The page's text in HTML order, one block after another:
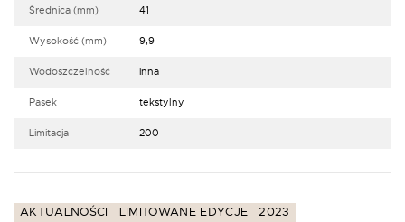
Średnica (mm) 41
Wysokość (mm) 9,9
Wodoszczelność inna
Pasek tekstylny
Limitacja 200
AKTUALNOŚCI LIMITOWANE EDYCJE
2023